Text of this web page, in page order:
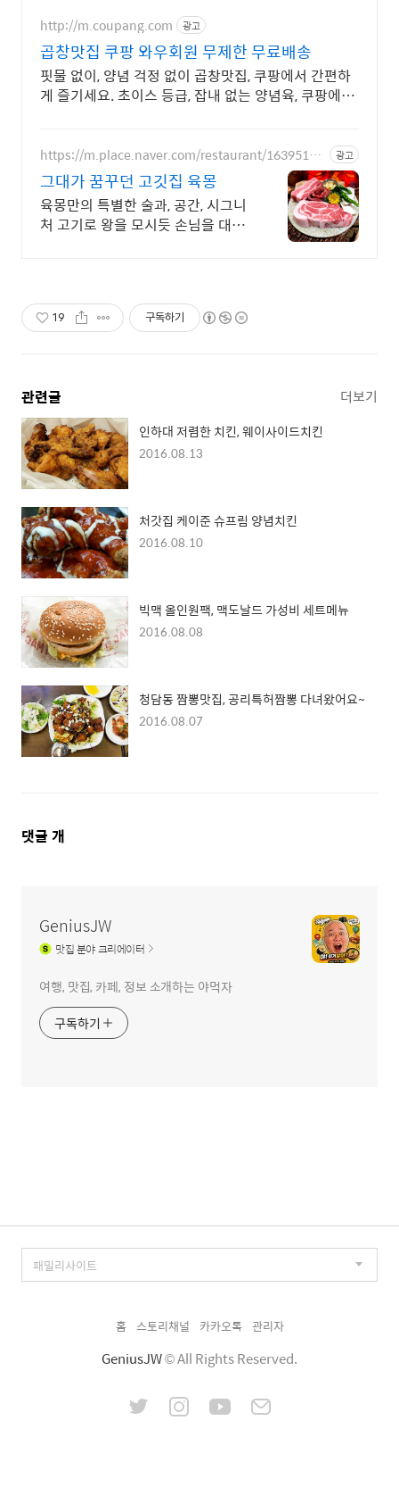
http://m.coupang.com 광고
곱창맛집 쿠팡 와우회원 무제한 무료배송
핏물 없이, 양념 걱정 없이 곱창맛집, 쿠팡에서 간편하
게 즐기세요. 초이스 등급, 잡내 없는 양념육, 쿠팡에서
https://m.place.naver.com/restaurant/16395160 광고
그대가 꿈꾸던 고깃집 육몽
육몽만의 특별한 술과, 공간, 시그니
처 고기로 왕을 모시듯 손님을 대접
19 구독하기
관련글 더보기
인하대 저렴한 치킨, 웨이사이드치킨
2016.08.13
처갓집 케이준 슈프림 양념치킨
2016.08.10
빅맥 올인원팩, 맥도날드 가성비 세트메뉴
2016.08.08
청담동 짬뽕맛집, 공리특허짬뽕 다녀왔어요~
2016.08.07
댓
댓글 개
GeniusJW
맛집분야 크리에이터
여행, 맛집, 카페, 정보 소개하는 야먹자
구독하기
홈 스토리채널 카카오톡 관리자
GeniusJW© All Rights Reserved.